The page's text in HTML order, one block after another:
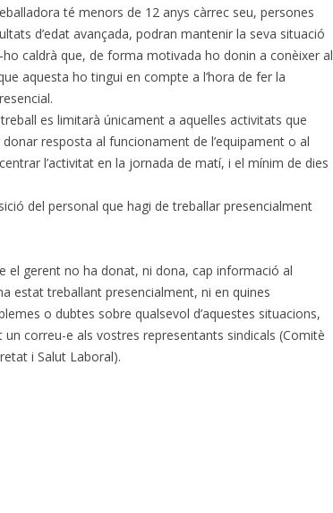
té menors de 12 anys càrrec seu, persones
d’edat avançada, podran mantenir la seva situació
caldrà que, de forma motivada ho donin a conèixer al
aquesta ho tingui en compte a l’hora de fer la
es limitarà únicament a aquelles activitats que
resposta al funcionament de l’equipament o al
l’activitat en la jornada de matí, i el mínim de dies
del personal que hagi de treballar presencialment
el gerent no ha donat, ni dona, cap informació al
estat treballant presencialment, ni en quines
o dubtes sobre qualsevol d’aquestes situacions,
correu-e als vostres representants sindicals (Comitè
i Salut Laboral).